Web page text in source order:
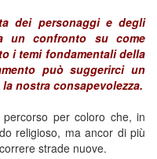
dei personaggi e degli
un confronto su come
i temi fondamentali della
può suggerirci un
nostra consapevolezza.
per coloro che, in
religioso, ma ancor di più
strade nuove.